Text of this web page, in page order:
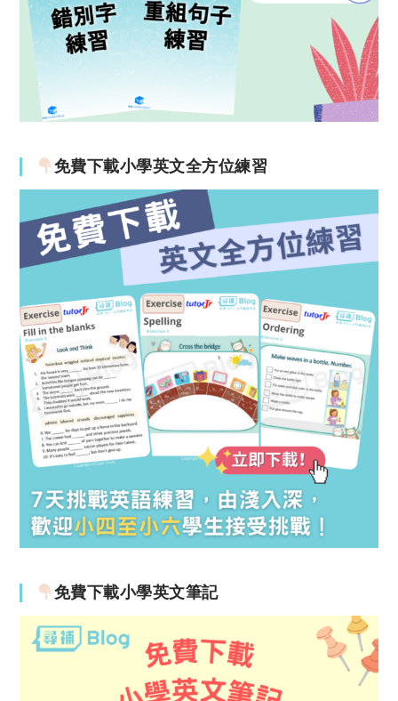
免費下載小學英文全方位練習
免費下載小學英文筆記